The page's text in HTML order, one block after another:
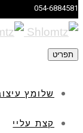
054-6884581
תפריט
שלומץ
קצת עליי